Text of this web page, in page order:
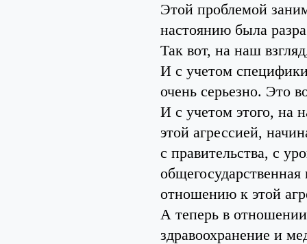
Этой проблемой
настоянию была
Так вот, на наш
И с учетом
очень серьезно. Это
И с учетом этого, на
этой агрессией,
с правительства, с
отношению к этой
А теперь в
здравоохранение и